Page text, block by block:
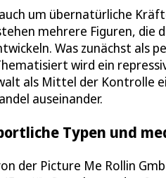
um übernatürliche
mehrere Figuren,
Was zunächst als
wird ein
als Mittel der Kontrolle
auseinander.
Typen und
der Picture Me Rollin